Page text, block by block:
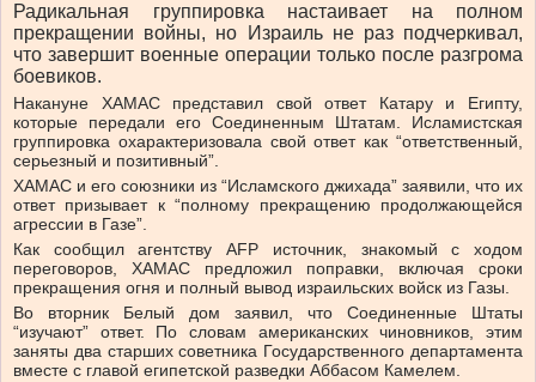
Радикальная группировка настаивает на полном
прекращении войны, но Израиль не раз подчеркивал,
что завершит военные операции только после разгрома
боевиков.
Накануне ХАМАС представил свой ответ Катару и Египту,
которые передали его Соединенным Штатам. Исламистская
группировка охарактеризовала свой ответ как “ответственный,
серьезный и позитивный”.
ХАМАС и его союзники из “Исламского джихада” заявили, что их
ответ призывает к “полному прекращению продолжающейся
агрессии в Газе”.
Как сообщил агентству AFP источник, знакомый с ходом
переговоров, ХАМАС предложил поправки, включая сроки
прекращения огня и полный вывод израильских войск из Газы.
Во вторник Белый дом заявил, что Соединенные Штаты
“изучают” ответ. По словам американских чиновников, этим
заняты два старших советника Государственного департамента
вместе с главой египетской разведки Аббасом Камелем.